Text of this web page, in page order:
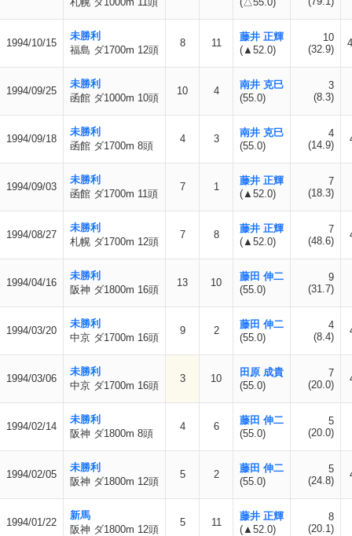
1994/10/15
未勝利
福島 ダ1700m 12頭
8 11
藤井 正輝
(▲52.0)
10
(32.9)
1994/09/25
未勝利
函館 ダ1000m 10頭
10 4
南井 克巳
(55.0)
3
(8.3)
1994/09/18
未勝利
函館 ダ1700m 8頭
4 3
南井 克巳
(55.0)
4
(14.9)
1994/09/03
未勝利
函館 ダ1700m 11頭
7 1
藤井 正輝
(▲52.0)
7
(18.3)
1994/08/27
未勝利
札幌 ダ1700m 12頭
7 8
藤井 正輝
(▲52.0)
7
(48.6)
1994/04/16
未勝利
阪神 ダ1800m 16頭
13 10
藤田 伸二
(55.0)
9
(31.7)
1994/03/20
未勝利
中京 ダ1700m 16頭
9 2
藤田 伸二
(55.0)
4
(8.4)
1994/03/06
未勝利
中京 ダ1700m 16頭
3 10
田原 成貴
(55.0)
7
(20.0)
1994/02/14
未勝利
阪神 ダ1800m 8頭
4 6
藤田 伸二
(55.0)
5
(20.0)
1994/02/05
未勝利
阪神 ダ1800m 12頭
5 2
藤田 伸二
(55.0)
5
(24.8)
1994/01/22
新馬
阪神 ダ1800m 12頭
5 11
藤井 正輝
(▲52.0)
8
(20.1)